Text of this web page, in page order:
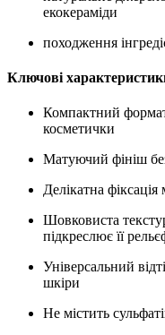
екокераміди
походження
Ключові
Компактний
косметички
Матуючий фініш
Делікатна
Шовковиста
підкреслює її
Універсальний
шкіри
Не містить